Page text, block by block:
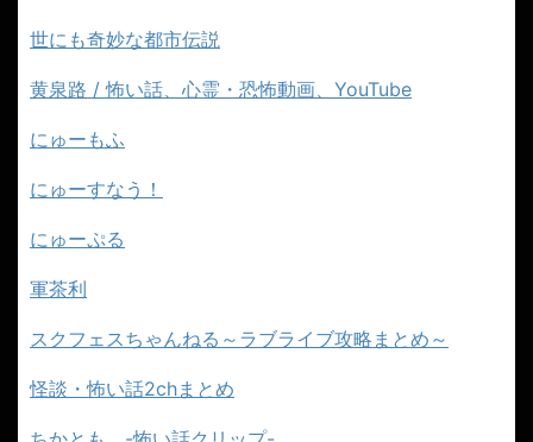
世にも奇妙な都市伝説
黄泉路 / 怖い話、心霊・恐怖動画、YouTube
にゅーもふ
にゅーすなう！
にゅーぷる
軍茶利
スクフェスちゃんねる～ラブライブ攻略まとめ～
怪談・怖い話2chまとめ